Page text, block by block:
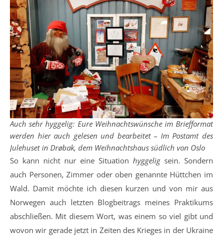
Auch sehr hyggelig: Eure Weihnachtswünsche im Briefformat
werden hier auch gelesen und bearbeitet – Im Postamt des
Julehuset in Drøbak, dem Weihnachtshaus südlich von Oslo
So kann nicht nur eine Situation hyggelig sein. Sondern
auch Personen, Zimmer oder oben genannte Hüttchen im
Wald. Damit möchte ich diesen kurzen und von mir aus
Norwegen auch letzten Blogbeitrags meines Praktikums
abschließen. Mit diesem Wort, was einem so viel gibt und
wovon wir gerade jetzt in Zeiten des Krieges in der Ukraine